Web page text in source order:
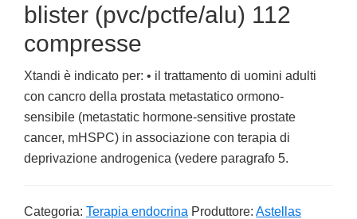
blister (pvc/pctfe/alu) 112
compresse
Xtandi è indicato per: • il trattamento di uomini adulti
con cancro della prostata metastatico ormono-
sensibile (metastatic hormone-sensitive prostate
cancer, mHSPC) in associazione con terapia di
deprivazione androgenica (vedere paragrafo 5.
Categoria: Terapia endocrina Produttore: Astellas